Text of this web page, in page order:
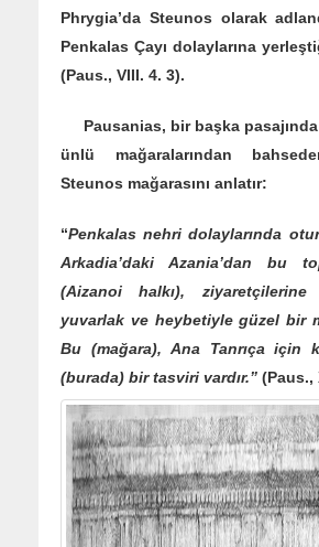
Phrygia’da Steunos olarak
Penkalas Çayı dolaylarına
(Paus., VIII. 4. 3).
Pausanias, bir başka
ünlü mağaralarından
Steunos mağarasını anlatır:
“Penkalas nehri dolaylarında
Arkadia’daki Azania’dan bu
(Aizanoi halkı), ziyaretçilerine
yuvarlak ve heybetiyle güzel bir
Bu (mağara), Ana Tanrıça için
(burada) bir tasviri vardır.” (Paus.,